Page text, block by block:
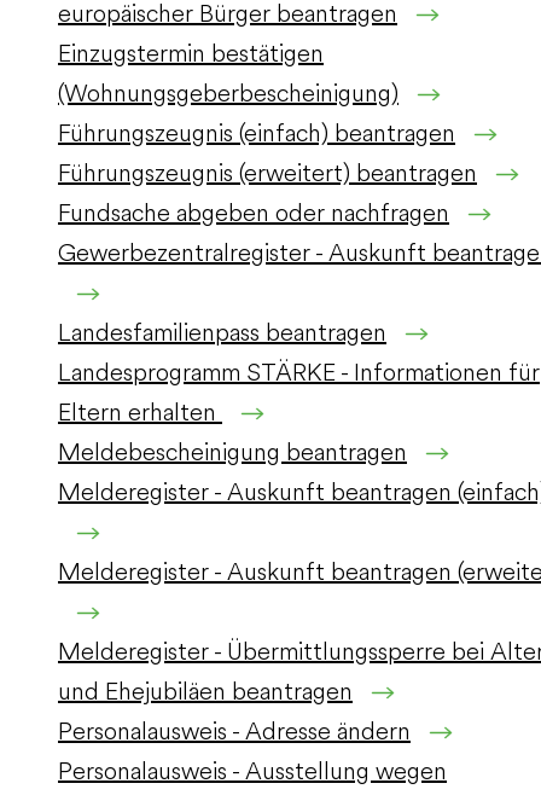
europäischer Bürger beantragen
Einzugstermin bestätigen
(Wohnungsgeberbescheinigung)
Führungszeugnis (einfach) beantragen
Führungszeugnis (erweitert) beantragen
Fundsache abgeben oder nachfragen
Gewerbezentralregister - Auskunft
Landesfamilienpass beantragen
Landesprogramm STÄRKE - Informationen für
Eltern erhalten
Meldebescheinigung beantragen
Melderegister - Auskunft beantragen
Melderegister - Auskunft beantragen
Melderegister - Übermittlungssperre bei
und Ehejubiläen beantragen
Personalausweis - Adresse ändern
Personalausweis - Ausstellung wegen